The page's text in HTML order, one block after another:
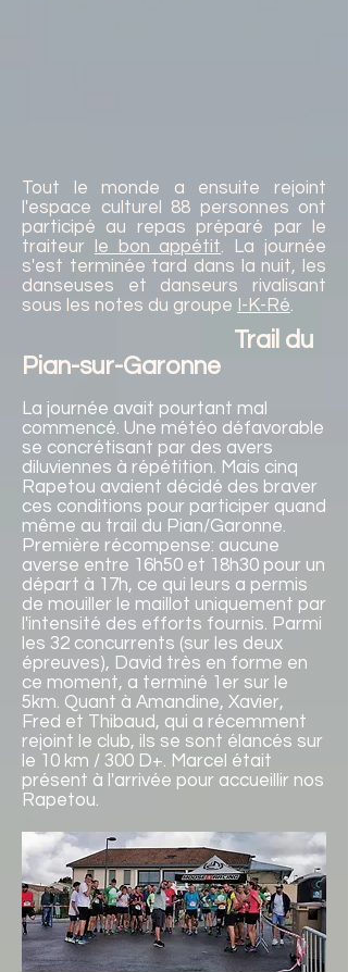
Tout le monde a ensuite rejoint
l'espace culturel 88 personnes ont
participé au repas préparé par le
traiteur
le bon appétit. La journée
s'est terminée tard dans la nuit, les
danseuses et danseurs rivalisant
sous les notes du groupe I-K-Ré.
Trail du
Pian-sur-Garonne
La journée avait pourtant mal
commencé. Une météo défavorable
se concrétisant par des avers
diluviennes à répétition. Mais cinq
Rapetou avaient décidé des braver
ces conditions pour participer quand
même au trail du Pian/Garonne.
Première récompense: aucune
averse entre 16h50 et 18h30 pour un
départ à 17h, ce qui leurs a permis
de mouiller le maillot uniquement par
l'intensité des efforts fournis. Parmi
les 32 concurrents (sur les deux
épreuves), David très en forme en
ce moment, a terminé 1er sur le
5km. Quant à Amandine, Xavier,
Fred et Thibaud, qui a récemment
rejoint le club, ils se sont élancés sur
le 10 km / 300 D+. Marcel était
présent à l'arrivée pour accueillir nos
Rapetou.